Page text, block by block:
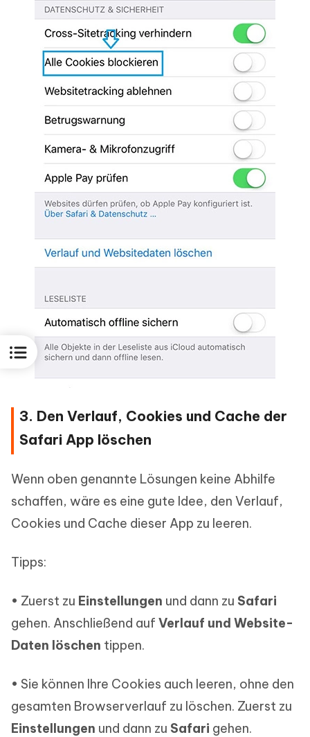
3. Den Verlauf, Cookies und Cache der
Safari App löschen
Wenn oben genannte Lösungen keine Abhilfe
schaffen, wäre es eine gute Idee, den Verlauf,
Cookies und Cache dieser App zu leeren.
Tipps:
• Zuerst zu Einstellungen und dann zu Safari
gehen. Anschließend auf Verlauf und Website-
Daten löschen tippen.
• Sie können Ihre Cookies auch leeren, ohne den
gesamten Browserverlauf zu löschen. Zuerst zu
Einstellungen und dann zu Safari gehen.